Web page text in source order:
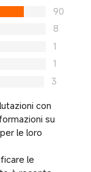
90
8
1
1
3
con
su
le loro
le